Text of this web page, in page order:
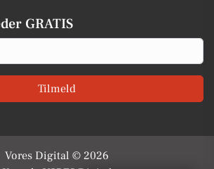
GRATIS
Tilmeld
Vores Digital © 2026